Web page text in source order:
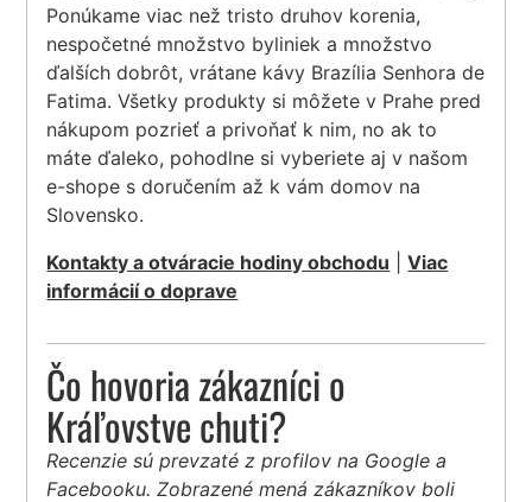
Ponúkame viac než tristo druhov korenia,
nespočetné množstvo byliniek a množstvo
ďalších dobrôt, vrátane kávy Brazília Senhora de
Fatima. Všetky produkty si môžete v Prahe pred
nákupom pozrieť a privoňať k nim, no ak to
máte ďaleko, pohodlne si vyberiete aj v našom
e-shope s doručením až k vám domov na
Slovensko.
Kontakty a otváracie hodiny obchodu |Viac
informácií o doprave
Čo hovoria zákazníci o
Kráľovstve chuti?
Recenzie sú prevzaté z profilov na Google a
Facebooku. Zobrazené mená zákazníkov boli